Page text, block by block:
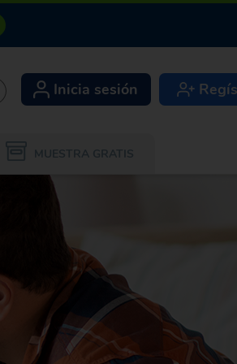
Inicia sesión
MUESTRA GRATIS